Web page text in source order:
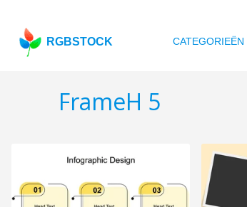
RGBSTOCK CATEGORIEËN
FrameH 5